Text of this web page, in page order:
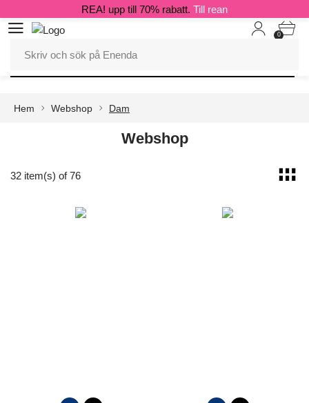
0
REA! upp till 70% rabatt. Till rean
Hem Webshop Dam
Webshop
32 item(s) of 76